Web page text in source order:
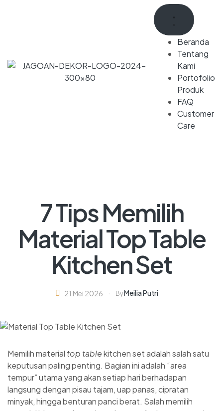
Beranda
Tentang
Kami
Portofolio
Produk
FAQ
Customer
Care
7 Tips Memilih
Material Top Table
Kitchen Set
21 Mei 2026 ByMeilia Putri
Memilih material top tablekitchen set adalah salah satu
keputusan paling penting. Bagian ini adalah “area
tempur” utama yang akan setiap hari berhadapan
langsung dengan pisau tajam, uap panas, cipratan
minyak, hingga benturan panci berat. Salah memilih